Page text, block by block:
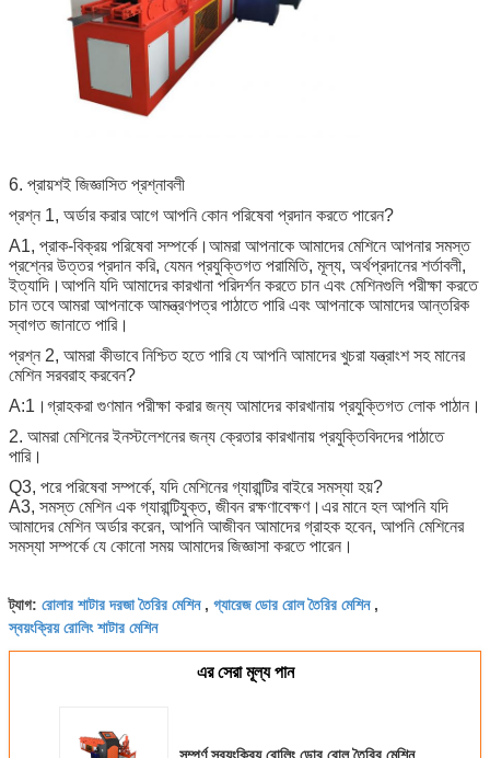
6. প্রায়শই জিজ্ঞাসিত প্রশ্নাবলী
প্রশ্ন 1, অর্ডার করার আগে আপনি কোন পরিষেবা প্রদান করতে পারেন?
A1, প্রাক-বিক্রয় পরিষেবা সম্পর্কে।আমরা আপনাকে আমাদের মেশিনে আপনার সমস্ত
প্রশ্নের উত্তর প্রদান করি, যেমন প্রযুক্তিগত পরামিতি, মূল্য, অর্থপ্রদানের শর্তাবলী,
ইত্যাদি।আপনি যদি আমাদের কারখানা পরিদর্শন করতে চান এবং মেশিনগুলি পরীক্ষা করতে
চান তবে আমরা আপনাকে আমন্ত্রণপত্র পাঠাতে পারি এবং আপনাকে আমাদের আন্তরিক
স্বাগত জানাতে পারি।
প্রশ্ন 2, আমরা কীভাবে নিশ্চিত হতে পারি যে আপনি আমাদের খুচরা যন্ত্রাংশ সহ মানের
মেশিন সরবরাহ করবেন?
A:1।গ্রাহকরা গুণমান পরীক্ষা করার জন্য আমাদের কারখানায় প্রযুক্তিগত লোক পাঠান।
2. আমরা মেশিনের ইনস্টলেশনের জন্য ক্রেতার কারখানায় প্রযুক্তিবিদদের পাঠাতে
পারি।
Q3, পরে পরিষেবা সম্পর্কে, যদি মেশিনের গ্যারান্টির বাইরে সমস্যা হয়?
A3, সমস্ত মেশিন এক গ্যারান্টিযুক্ত, জীবন রক্ষণাবেক্ষণ।এর মানে হল আপনি যদি
আমাদের মেশিন অর্ডার করেন, আপনি আজীবন আমাদের গ্রাহক হবেন, আপনি মেশিনের
সমস্যা সম্পর্কে যে কোনো সময় আমাদের জিজ্ঞাসা করতে পারেন।
ট্যাগ: রোলার শাটার দরজা তৈরির মেশিন, গ্যারেজ ডোর রোল তৈরির মেশিন,
স্বয়ংক্রিয় রোলিং শাটার মেশিন
এর সেরা মূল্য পান
সম্পূর্ণ স্বয়ংক্রিয় রোলিং ডোর রোল তৈরির মেশিন